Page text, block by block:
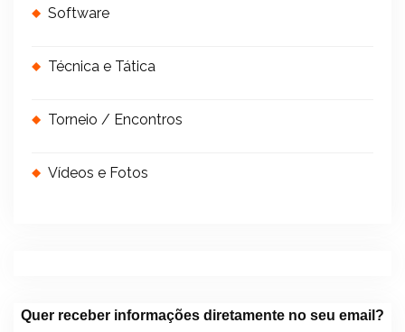
Software
Técnica e Tática
Torneio / Encontros
Vídeos e Fotos
Quer receber informações diretamente no seu email?